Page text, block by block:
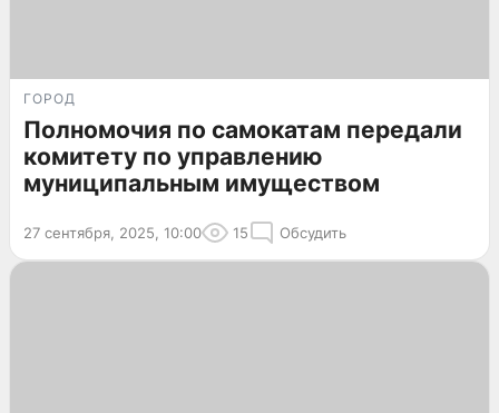
ГОРОД
Полномочия по самокатам передали
комитету по управлению
муниципальным имуществом
27 сентября, 2025, 10:00 15 Обсудить